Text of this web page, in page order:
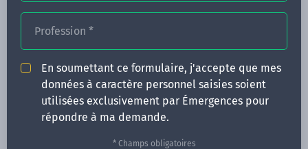
Profession *
En soumettant ce formulaire, j'accepte que mes
données à caractère personnel saisies soient
utilisées exclusivement par Émergences pour
répondre à ma demande.
* Champs obligatoires
ACTUALITÉS
INFOS PRATIQUES
Qui sommes-nous ?